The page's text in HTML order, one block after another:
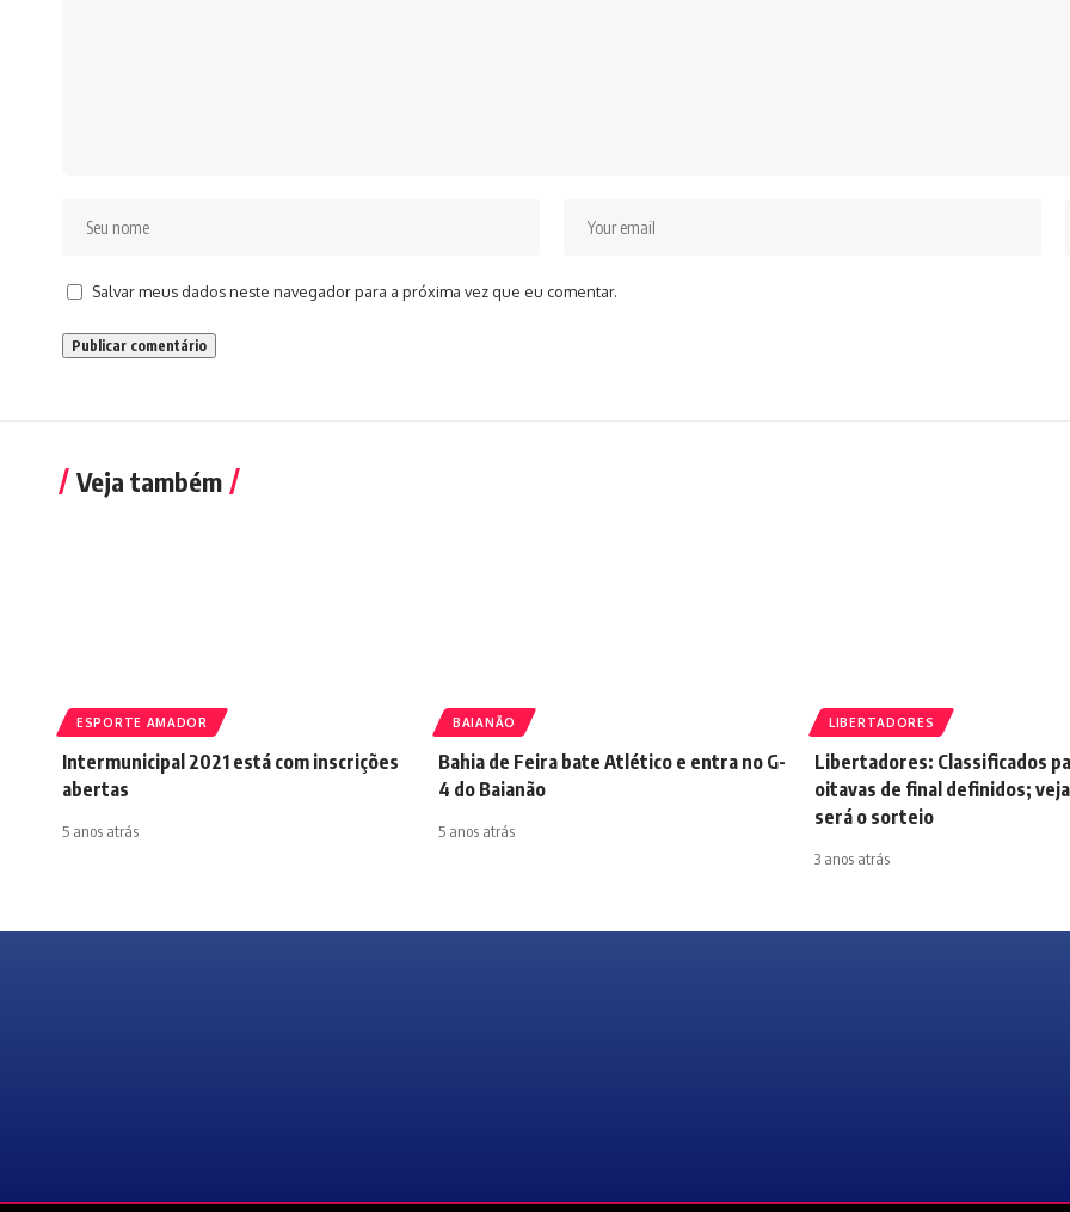
Salvar meus dados neste navegador para a próxima vez que eu comentar.
Veja também
ESPORTE AMADOR
Intermunicipal 2021 está com inscrições
abertas
5 anos atrás
BAIANÃO
Bahia de Feira bate Atlético e entra no G-
4 do Baianão
5 anos atrás
LIBERTADORES
Libertadores: Classificados
oitavas de final definidos;
será o sorteio
3 anos atrás